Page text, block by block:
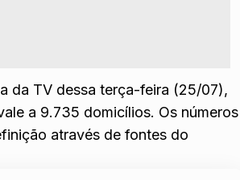
da TV dessa terça-feira (25/07),
a 9.735 domicílios. Os números
através de fontes do